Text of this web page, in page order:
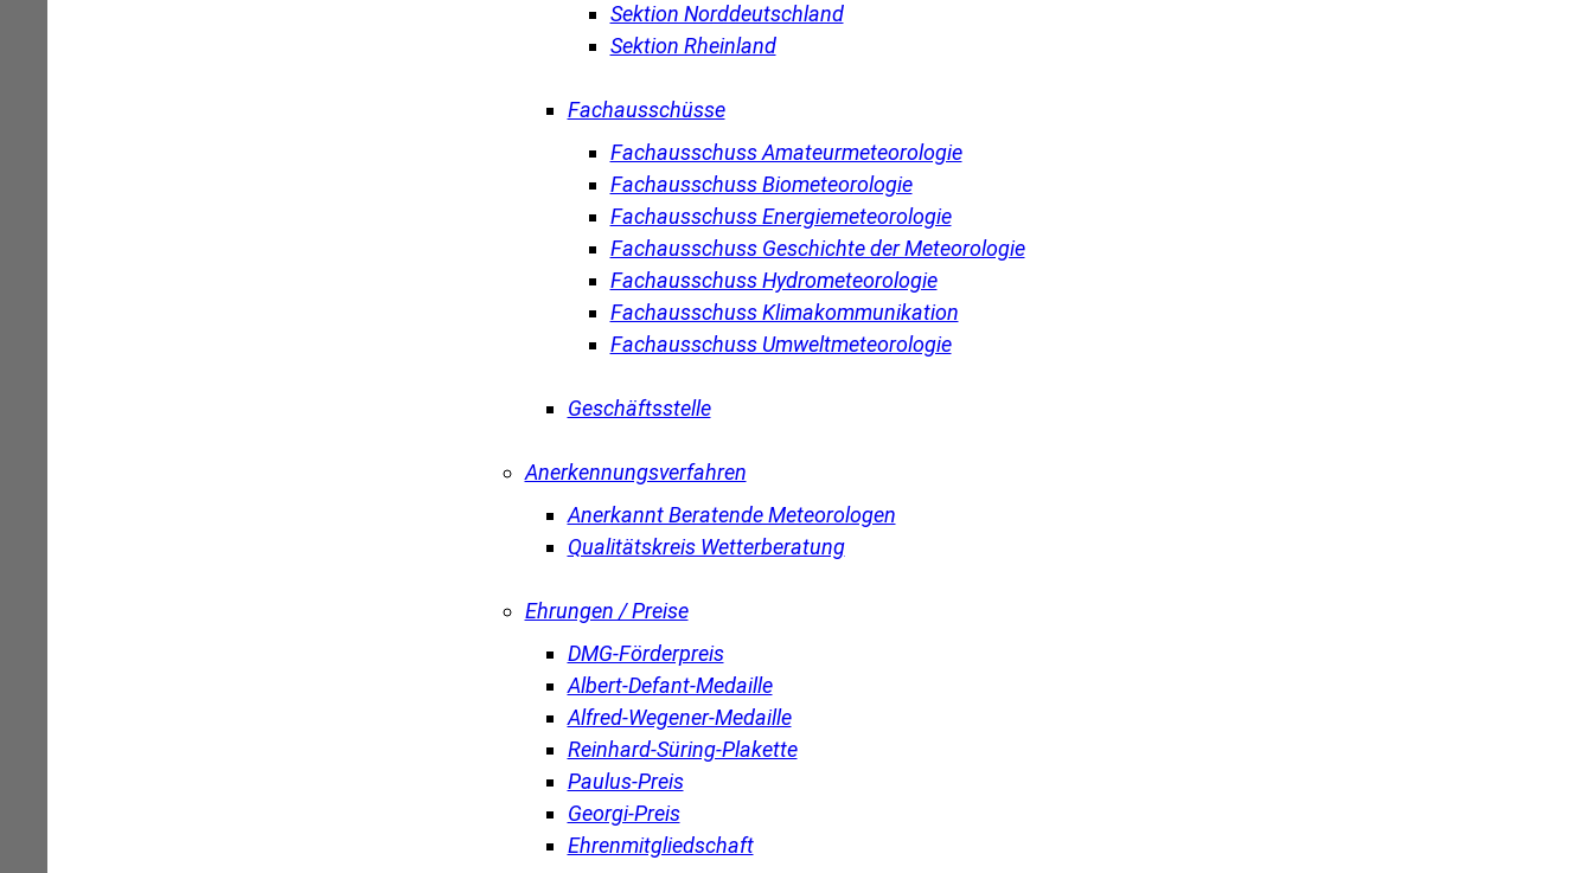
Sektion Norddeutschland
Sektion Rheinland
Fachausschüsse
Fachausschuss Amateurmeteorologie
Fachausschuss Biometeorologie
Fachausschuss Energiemeteorologie
Fachausschuss Geschichte der Meteorologie
Fachausschuss Hydrometeorologie
Fachausschuss Klimakommunikation
Fachausschuss Umweltmeteorologie
Geschäftsstelle
Anerkennungsverfahren
Anerkannt Beratende Meteorologen
Qualitätskreis Wetterberatung
Ehrungen / Preise
DMG-Förderpreis
Albert-Defant-Medaille
Alfred-Wegener-Medaille
Reinhard-Süring-Plakette
Paulus-Preis
Georgi-Preis
Ehrenmitgliedschaft